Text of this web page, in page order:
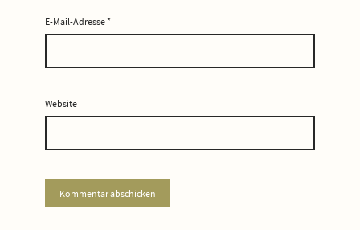
E-Mail-Adresse*
Website